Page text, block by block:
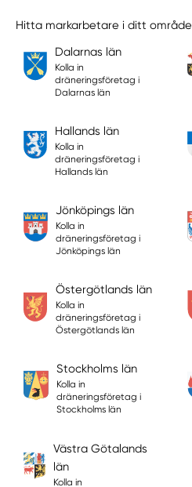
Hitta markarbetare i ditt område
Dalarnas län
Kolla in
dräneringsföretag i
Dalarnas län
Hallands län
Kolla in
dräneringsföretag i
Hallands län
Jönköpings län
Kolla in
dräneringsföretag i
Jönköpings län
Östergötlands län
Kolla in
dräneringsföretag i
Östergötlands län
Stockholms län
Kolla in
dräneringsföretag i
Stockholms län
Västra Götalands
län
Kolla in